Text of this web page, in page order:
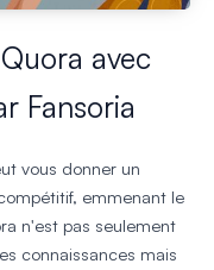
avec
Fansoria
vous donner un
emmenant le
n'est pas seulement
connaissances mais